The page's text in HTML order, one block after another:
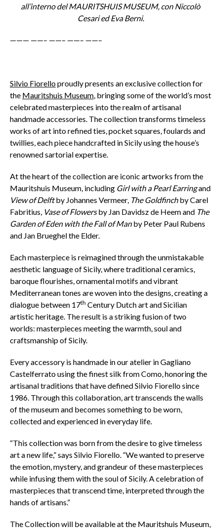
all’interno del MAURITSHUIS MUSEUM, con Niccolò
Cesari ed Eva Berni.
——— ——– ——– ——– ——–
Silvio Fiorelloproudly presents an exclusive collection for
the Mauritshuis Museum , bringing some of the world’s most
celebrated masterpieces into the realm of artisanal
handmade accessories. The collection transforms timeless
works of art into refined ties, pocket squares, foulards and
twillies, each piece handcrafted in Sicily using the house’s
renowned sartorial expertise.
At the heart of the collection are iconic artworks from the
Mauritshuis Museum, including Girl with a Pearl Earringand
View of Delftby Johannes Vermeer, The Goldfinchby Carel
Fabritius, Vase of Flowersby Jan Davidsz de Heem and The
Garden of Eden with the Fall of Manby Peter Paul Rubens
and Jan Brueghel the Elder.
Each masterpiece is reimagined through the unmistakable
aesthetic language of Sicily, where traditional ceramics,
baroque flourishes, ornamental motifs and vibrant
Mediterranean tones are woven into the designs, creating a
dialogue between 17th Century Dutch art and Sicilian
artistic heritage. The result is a striking fusion of two
worlds: masterpieces meeting the warmth, soul and
craftsmanship of Sicily.
Every accessory is handmade in our atelier in Gagliano
Castelferrato using the finest silk from Como, honoring the
artisanal traditions that have defined Silvio Fiorello since
1986. Through this collaboration, art transcends the walls
of the museum and becomes something to be worn,
collected and experienced in everyday life.
“This collection was born from the desire to give timeless
art a new life,” says Silvio Fiorello. “We wanted to preserve
the emotion, mystery, and grandeur of these masterpieces
while infusing them with the soul of Sicily. A celebration of
masterpieces that transcend time, interpreted through the
hands of artisans.”
The Collection will be available at the Mauritshuis Museum,